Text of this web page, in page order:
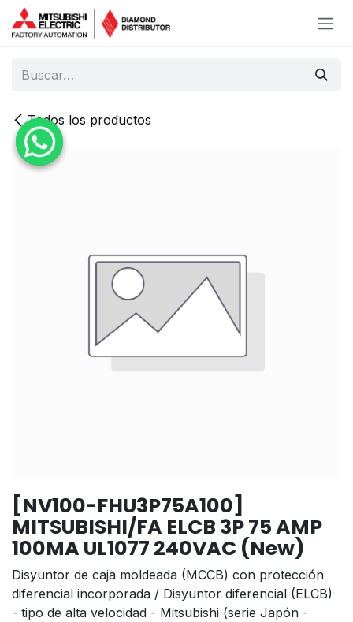
Ir al contenido
Todos los productos
[NV100-FHU3P75A100]
MITSUBISHI/FA ELCB 3P 75 AMP
100MA UL1077 240VAC (New)
Disyuntor de caja moldeada (MCCB) con protección
diferencial incorporada / Disyuntor diferencial (ELCB)
- tipo de alta velocidad - Mitsubishi (serie Japón -